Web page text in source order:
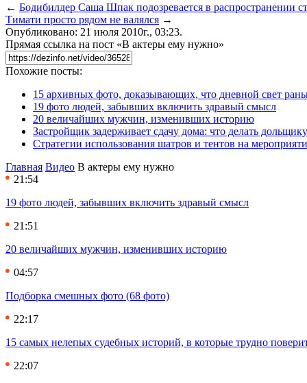
← Бодибилдер Саша Шпак подозревается в распространении
Тимати просто рядом не валялся →
Опубликовано: 21 июля 2010г., 03:23.
Прямая ссылка на пост «В актеры ему нужно»
Похожие посты:
15 архивных фото, доказывающих, что дневной свет
19 фото людей, забывших включить здравый смысл
20 величайших мужчин, изменивших историю
Застройщик задерживает сдачу дома: что делать
Стратегии использования шатров и тентов на
Главная Видео В актеры ему нужно
21:54
19 фото людей, забывших включить здравый смысл
21:51
20 величайших мужчин, изменивших историю
04:57
Подборка смешных фото (68 фото)
22:17
15 самых нелепых судебных историй, в которые трудно
22:07